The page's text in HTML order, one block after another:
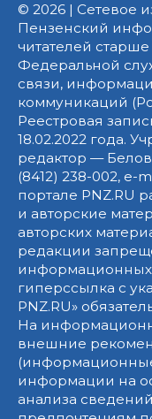
© 2026 | Сетевое
Пензенский
читателей
Федеральной
связи,
коммуникаций
Реестровая
18.02.2022 года.
редактор —
(8412) 238-002, e-
портале PNZ.RU
и авторские
авторских
редакции
информационных
гиперссылка с
PNZ.RU»
На
внешние
информации на
анализа